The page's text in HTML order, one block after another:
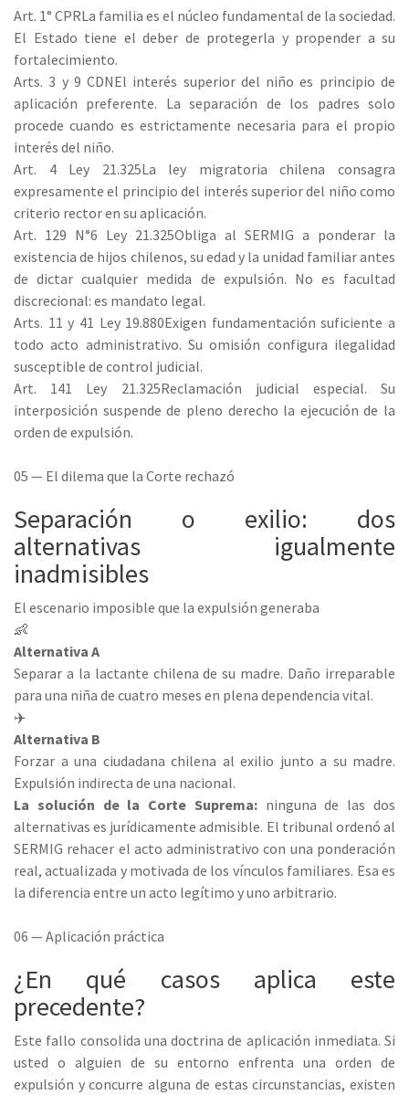
Art. 1° CPRLa familia es el núcleo fundamental de la sociedad.
El Estado tiene el deber de protegerla y propender a su
fortalecimiento.
Arts. 3 y 9 CDNEl interés superior del niño es principio de
aplicación preferente. La separación de los padres solo
procede cuando es estrictamente necesaria para el propio
interés del niño.
Art. 4 Ley 21.325La ley migratoria chilena consagra
expresamente el principio del interés superior del niño como
criterio rector en su aplicación.
Art. 129 N°6 Ley 21.325Obliga al SERMIG a ponderar la
existencia de hijos chilenos, su edad y la unidad familiar antes
de dictar cualquier medida de expulsión. No es facultad
discrecional: es mandato legal.
Arts. 11 y 41 Ley 19.880Exigen fundamentación suficiente a
todo acto administrativo. Su omisión configura ilegalidad
susceptible de control judicial.
Art. 141 Ley 21.325Reclamación judicial especial. Su
interposición suspende de pleno derecho la ejecución de la
orden de expulsión.
05 — El dilema que la Corte rechazó
Separación o exilio: dos
alternativas igualmente
inadmisibles
El escenario imposible que la expulsión generaba
👶
Alternativa A
Separar a la lactante chilena de su madre. Daño irreparable
para una niña de cuatro meses en plena dependencia vital.
✈️
Alternativa B
Forzar a una ciudadana chilena al exilio junto a su madre.
Expulsión indirecta de una nacional.
La solución de la Corte Suprema:ninguna de las dos
alternativas es jurídicamente admisible. El tribunal ordenó al
SERMIG rehacer el acto administrativo con una ponderación
real, actualizada y motivada de los vínculos familiares. Esa es
la diferencia entre un acto legítimo y uno arbitrario.
06 — Aplicación práctica
¿En qué casos aplica este
precedente?
Este fallo consolida una doctrina de aplicación inmediata. Si
usted o alguien de su entorno enfrenta una orden de
expulsión y concurre alguna de estas circunstancias, existen